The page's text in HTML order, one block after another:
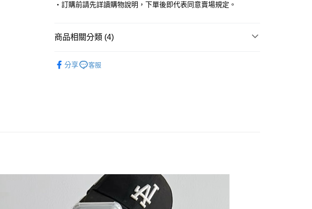
Apple Pay
Google Pay
１．於結帳方式選擇「AFTEE先享後付」後，將跳轉至「AFTEE先享後
付」結帳頁面，進行簡訊認證並確認金額後，即可完成結帳。
２．訂單成立數日內，您將收到繳費通知簡訊。
３．收到繳費通知簡訊後14天內，點擊此簡訊中的連結，可透過四大超商
每筆NT$80，滿NT$1,500(含以上)免運費
付款後全家取貨
每筆NT$80，滿NT$1,500(含以上)免運費
‧訂購前請先詳讀購物說明，下單後即代表同意賣場規定。
商品相關分類 (4)
分享 客服